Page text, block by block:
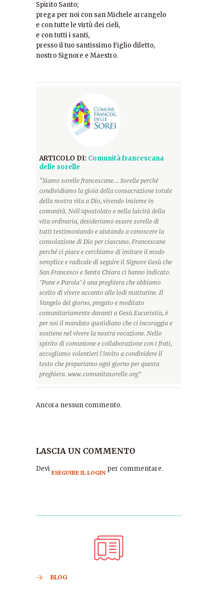
Spirito Santo;
prega per noi con san Michele arcangelo
e con tutte le virtù dei cieli,
e con tutti i santi,
presso il tuo santissimo Figlio diletto,
nostro Signore e Maestro.
ARTICOLO DI: Comunità francescana
delle sorelle
“Siamo sorelle francescane... Sorelle perché
condividiamo la gioia della consacrazione totale
della nostra vita a Dio, vivendo insieme in
comunità. Nell'apostolato e nella laicità della
vita ordinaria, desideriamo essere sorelle di
tutti testimoniando e aiutando a conoscere la
consolazione di Dio per ciascuno. Francescane
perché ci piace e cerchiamo di imitare il modo
semplice e radicale di seguire il Signore Gesù che
San Francesco e Santa Chiara ci hanno indicato.
"Pane e Parola" è una preghiera che abbiamo
scelto di vivere accanto alle lodi mattutine. Il
Vangelo del giorno, pregato e meditato
comunitariamente davanti a Gesù Eucaristia, è
per noi il mandato quotidiano che ci incoraggia e
sostiene nel vivere la nostra vocazione. Nello
spirito di comunione e collaborazione con i frati,
accogliamo volentieri l'invito a condividere il
testo che prepariamo ogni giorno per questa
preghiera. www.comunitasorelle.org”
Ancora nessun commento.
LASCIA UN COMMENTO
Devi ESEGUIRE IL LOGIN per commentare.
BLOG